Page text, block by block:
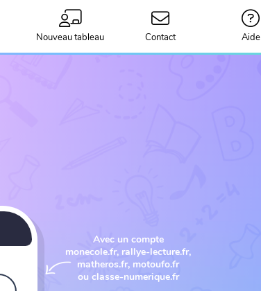
Nouveau tableau Contact Aide
Avec un compte
monecole.fr, rallye-lecture.fr,
matheros.fr, motoufo.fr
ou classe-numerique.fr